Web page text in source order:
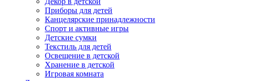
Приборы для детей
Канцелярские принадлежности
Спорт и активные игры
Детские сумки
Текстиль для детей
Освещение в детской
Хранение в детской
Игровая комната